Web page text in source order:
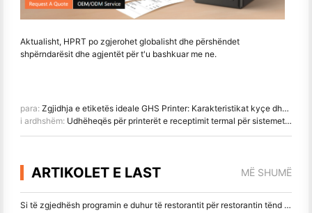
Aktualisht, HPRT po zgjerohet globalisht dhe përshëndet
shpërndarësit dhe agjentët për t'u bashkuar me ne.
para: Zgjidhja e etiketës ideale GHS Printer: Karakteristikat kyçe dhe këshilla eksperte
i ardhshëm: Udhëheqës për printerët e receptimit termal për sistemet POS
ARTIKOLET E LAST MË SHUMË
Si të zgjedhësh programin e duhur të restorantit për restorantin tënd të vogël apo të mesëm